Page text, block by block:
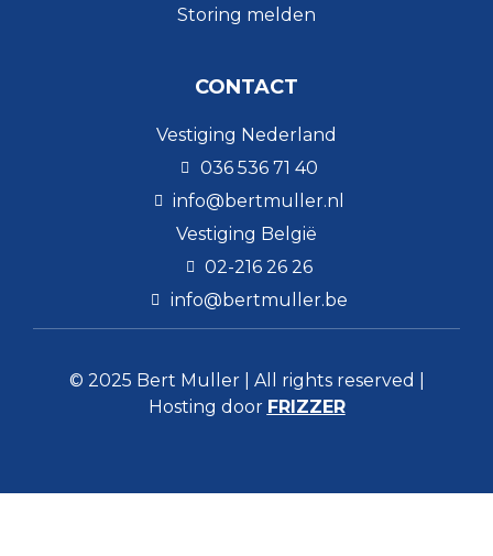
Storing melden
CONTACT
Vestiging Nederland
036 536 71 40
info@bertmuller.nl
Vestiging België
02-216 26 26
info@bertmuller.be
© 2025 Bert Muller | All rights reserved |
Hosting door FRIZZER